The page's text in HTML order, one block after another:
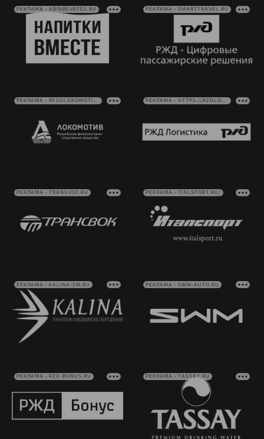
РЕКЛАМА • ABINBEVEFES.RU РЕКЛАМА • SMARTTRAVEL.RU
РЕКЛАМА • RFSOLOKOMOTIV.RU РЕКЛАМА • HTTPS://RZDLOG.RU/
РЕКЛАМА • TRANSVOC.RU РЕКЛАМА • ITALSPORT.RU/
РЕКЛАМА • KALINA-SM.RU РЕКЛАМА • SWM-AUTO.RU
РЕКЛАМА • RZD-BONUS.RU РЕКЛАМА • TASSAY.RU